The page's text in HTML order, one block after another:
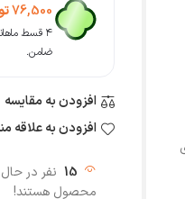
76,500
۴ قسط
ضامن.
افزودن به مقایسه
افزودن به علاقه
15 نفر در
محصول هستند!